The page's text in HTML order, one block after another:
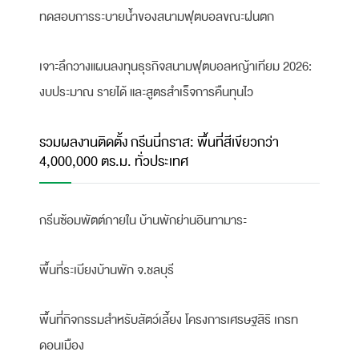
ทดสอบการระบายน้ำของสนามฟุตบอลขณะฝนตก
เจาะลึกวางแผนลงทุนธุรกิจสนามฟุตบอลหญ้าเทียม 2026:
งบประมาณ รายได้ และสูตรสำเร็จการคืนทุนไว
รวมผลงานติดตั้ง กรีนนี่กราส: พื้นที่สีเขียวกว่า
4,000,000 ตร.ม. ทั่วประเทศ
กรีนซ้อมพัตต์ภายใน บ้านพักย่านอินทามาระ
พื้นที่ระเบียงบ้านพัก จ.ชลบุรี
พื้นที่กิจกรรมสำหรับสัตว์เลี้ยง โครงการเศรษฐสิริ เกรท
ดอนเมือง